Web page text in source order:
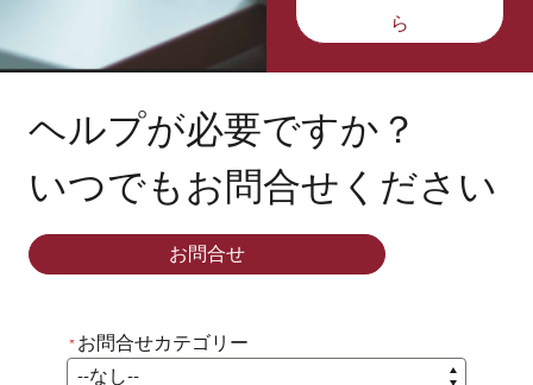
ら
ヘルプが必要ですか？
いつでもお問合せください
お問合せ
*お問合せカテゴリー
* お問合せカテゴリー